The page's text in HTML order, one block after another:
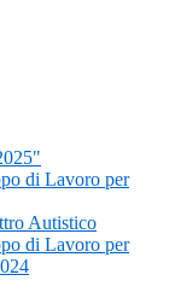
di Lavoro per
Autistico
di Lavoro per